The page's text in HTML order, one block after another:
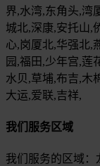
界,水湾,东角头,湾
城北,深康,安托山,
心,岗厦北,华强北,
园,福田,少年宫,莲
水贝,草埔,布吉,木
大运,爱联,吉祥,
我们服务区域
我们服务的区域：